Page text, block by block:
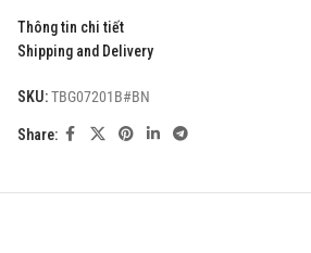
background
description
overlap
scrolling
Thông tin chi tiết
Shipping and Delivery
SKU:TBG07201B#BN
Share: